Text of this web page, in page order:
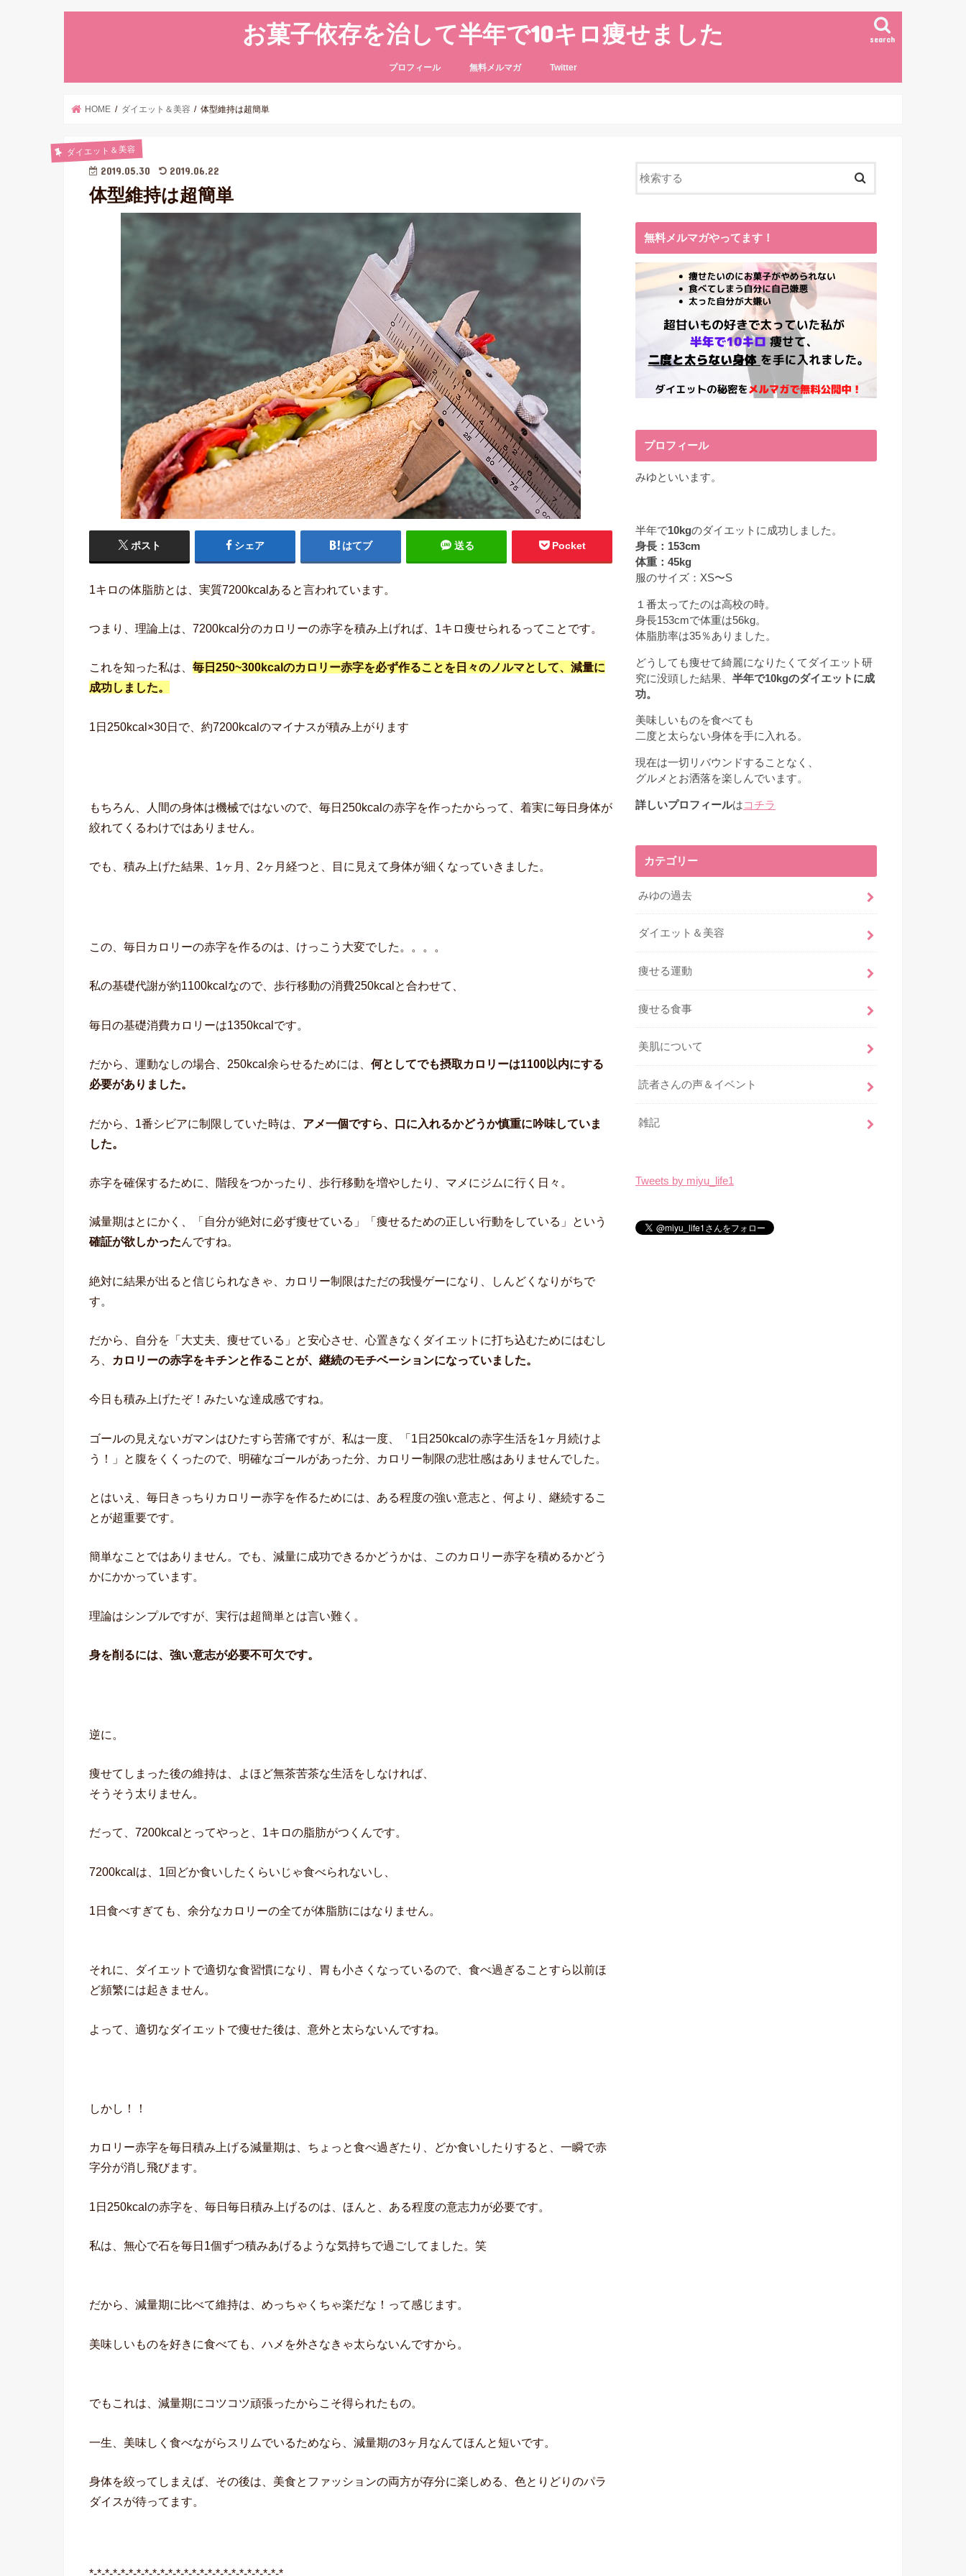
お菓子依存を治して半年で10キロ痩せました search
プロフィール 無料メルマガ Twitter
HOME ダイエット＆美容 体型維持は超簡単
ダイエット＆美容
2019.05.30 2019.06.22
体型維持は超簡単
ポスト シェア はてブ 送る Pocket
1キロの体脂肪とは、実質7200kcalあると言われています。
つまり、理論上は、7200kcal分のカロリーの赤字を積み上げれば、1キロ痩せられるってことです。
これを知った私は、 毎日250~300kcalのカロリー赤字を必ず作ることを日々のノルマとして、減量に
成功しました。
1日250kcal×30日で、約7200kcalのマイナスが積み上がります
もちろん、人間の身体は機械ではないので、毎日250kcalの赤字を作ったからって、着実に毎日身体が
絞れてくるわけではありません。
でも、積み上げた結果、1ヶ月、2ヶ月経つと、目に見えて身体が細くなっていきました。
この、毎日カロリーの赤字を作るのは、けっこう大変でした。。。。
私の基礎代謝が約1100kcalなので、歩行移動の消費250kcalと合わせて、
毎日の基礎消費カロリーは1350kcalです。
だから、運動なしの場合、250kcal余らせるためには、 何としてでも摂取カロリーは1100以内にする
必要がありました。
だから、1番シビアに制限していた時は、 アメ一個ですら、口に入れるかどうか慎重に吟味していま
した。
赤字を確保するために、階段をつかったり、歩行移動を増やしたり、マメにジムに行く日々。
減量期はとにかく、「自分が絶対に必ず痩せている」「痩せるための正しい行動をしている」という
確証が欲しかったんですね。
絶対に結果が出ると信じられなきゃ、カロリー制限はただの我慢ゲーになり、しんどくなりがちで
す。
だから、自分を「大丈夫、痩せている」と安心させ、心置きなくダイエットに打ち込むためにはむし
ろ、
カロリーの赤字をキチンと作ることが、継続のモチベーションになっていました。
今日も積み上げたぞ！みたいな達成感ですね。
ゴールの見えないガマンはひたすら苦痛ですが、私は一度、「1日250kcalの赤字生活を1ヶ月続けよ
う！」と腹をくくったので、明確なゴールがあった分、カロリー制限の悲壮感はありませんでした。
とはいえ、毎日きっちりカロリー赤字を作るためには、ある程度の強い意志と、何より、継続するこ
とが超重要です。
簡単なことではありません。でも、減量に成功できるかどうかは、このカロリー赤字を積めるかどう
かにかかっています。
理論はシンプルですが、実行は超簡単とは言い難く。
身を削るには、強い意志が必要不可欠です。
逆に。
痩せてしまった後の維持は、よほど無茶苦茶な生活をしなければ、
そうそう太りません。
だって、7200kcalとってやっと、1キロの脂肪がつくんです。
7200kcalは、1回どか食いしたくらいじゃ食べられないし、
1日食べすぎても、余分なカロリーの全てが体脂肪にはなりません。
それに、ダイエットで適切な食習慣になり、胃も小さくなっているので、食べ過ぎることすら以前ほ
ど頻繁には起きません。
よって、適切なダイエットで痩せた後は、意外と太らないんですね。
しかし！！
カロリー赤字を毎日積み上げる減量期は、ちょっと食べ過ぎたり、どか食いしたりすると、一瞬で赤
字分が消し飛びます。
1日250kcalの赤字を、毎日毎日積み上げるのは、ほんと、ある程度の意志力が必要です。
私は、無心で石を毎日1個ずつ積みあげるような気持ちで過ごしてました。笑
だから、減量期に比べて維持は、めっちゃくちゃ楽だな！って感じます。
美味しいものを好きに食べても、ハメを外さなきゃ太らないんですから。
でもこれは、減量期にコツコツ頑張ったからこそ得られたもの。
一生、美味しく食べながらスリムでいるためなら、減量期の3ヶ月なんてほんと短いです。
身体を絞ってしまえば、その後は、美食とファッションの両方が存分に楽しめる、色とりどりのパラ
ダイスが待ってます。
*-*-*-*-*-*-*-*-*-*-*-*-*-*-*-*-*-*-*-*-*-*-*-*-*
無料メルマガやってます！
プロフィール
みゆといいます。
半年で10kgのダイエットに成功しました。
身長：153cm
体重：45kg
服のサイズ：XS〜S
１番太ってたのは高校の時。
身長153cmで体重は56kg。
体脂肪率は35％ありました。
どうしても痩せて綺麗になりたくてダイエット研
究に没頭した結果、 半年で10kgのダイエットに成
功。
美味しいものを食べても
二度と太らない身体を手に入れる。
現在は一切リバウンドすることなく、
グルメとお洒落を楽しんでいます。
詳しいプロフィールはコチラ
カテゴリー
みゆの過去
ダイエット＆美容
痩せる運動
痩せる食事
美肌について
読者さんの声＆イベント
雑記
Tweets by miyu_life1